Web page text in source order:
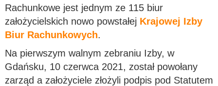
Rachunkowe jest jednym ze 115 biur
założycielskich nowo powstałej Krajowej Izby
Biur Rachunkowych.
Na pierwszym walnym zebraniu Izby, w
Gdańsku, 10 czerwca 2021, został powołany
zarząd a założyciele złożyli podpis pod Statutem